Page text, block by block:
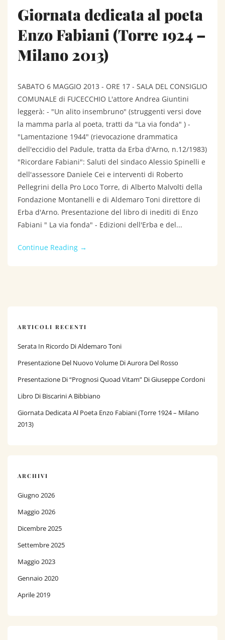
Giornata dedicata al poeta
Enzo Fabiani (Torre 1924 –
Milano 2013)
SABATO 6 MAGGIO 2013 - ORE 17 - SALA DEL CONSIGLIO
COMUNALE di FUCECCHIO L'attore Andrea Giuntini
leggerà: - "Un alito insembruno" (struggenti versi dove
la mamma parla al poeta, tratti da "La via fonda" ) -
"Lamentazione 1944" (rievocazione drammatica
dell'eccidio del Padule, tratta da Erba d'Arno, n.12/1983)
"Ricordare Fabiani": Saluti del sindaco Alessio Spinelli e
dell'assessore Daniele Cei e interventi di Roberto
Pellegrini della Pro Loco Torre, di Alberto Malvolti della
Fondazione Montanelli e di Aldemaro Toni direttore di
Erba d'Arno. Presentazione del libro di inediti di Enzo
Fabiani " La via fonda" - Edizioni dell'Erba e del...
Continue Reading →
ARTICOLI RECENTI
Serata In Ricordo Di Aldemaro Toni
Presentazione Del Nuovo Volume Di Aurora Del Rosso
Presentazione Di “Prognosi Quoad Vitam” Di Giuseppe Cordoni
Libro Di Biscarini A Bibbiano
Giornata Dedicata Al Poeta Enzo Fabiani (Torre 1924 – Milano
2013)
ARCHIVI
Giugno 2026
Maggio 2026
Dicembre 2025
Settembre 2025
Maggio 2023
Gennaio 2020
Aprile 2019